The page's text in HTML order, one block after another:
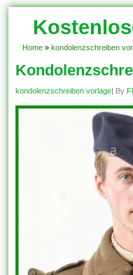
Home » kondolenzschreiben
kondolenzschreiben vorlage| By